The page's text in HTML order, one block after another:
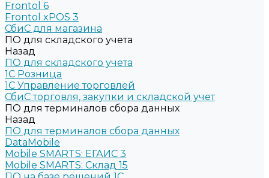
Frontol 6
Frontol xPOS 3
СбиС для магазина
ПО для складского учета
Назад
ПО для складского учета
1C Розница
1С Управление торговлей
СбиС торговля, закупки и складской учет
ПО для терминалов сбора данных
Назад
ПО для терминалов сбора данных
DataMobile
Mobile SMARTS: ЕГАИС 3
Mobile SMARTS: Склад 15